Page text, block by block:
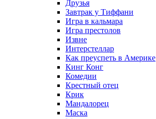
Друзья
Завтрак у Тиффани
Игра в кальмара
Игра престолов
Извне
Интерстеллар
Как преуспеть в Америке
Кинг Конг
Комедии
Крестный отец
Крик
Мандалорец
Маска